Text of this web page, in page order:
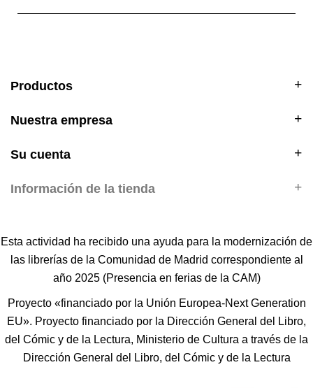
Productos
Nuestra empresa
Su cuenta
Información de la tienda
Esta actividad ha recibido una ayuda para la modernización de
las librerías de la Comunidad de Madrid correspondiente al
año 2025 (Presencia en ferias de la CAM)
Proyecto «financiado por la Unión Europea-Next Generation
EU». Proyecto financiado por la Dirección General del Libro,
del Cómic y de la Lectura, Ministerio de Cultura a través de la
Dirección General del Libro, del Cómic y de la Lectura